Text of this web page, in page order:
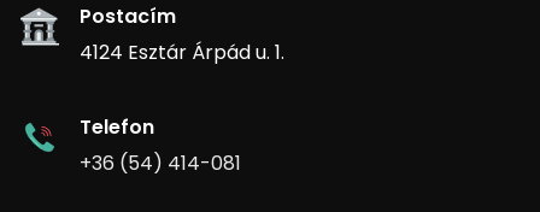
Postacím
4124 Esztár Árpád u. 1.
Telefon
+36 (54) 414-081